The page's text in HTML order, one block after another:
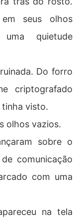
seus olhos
quietude
Do forro
criptografado
visto.
olhos vazios.
sobre o
comunicação
com uma
na tela